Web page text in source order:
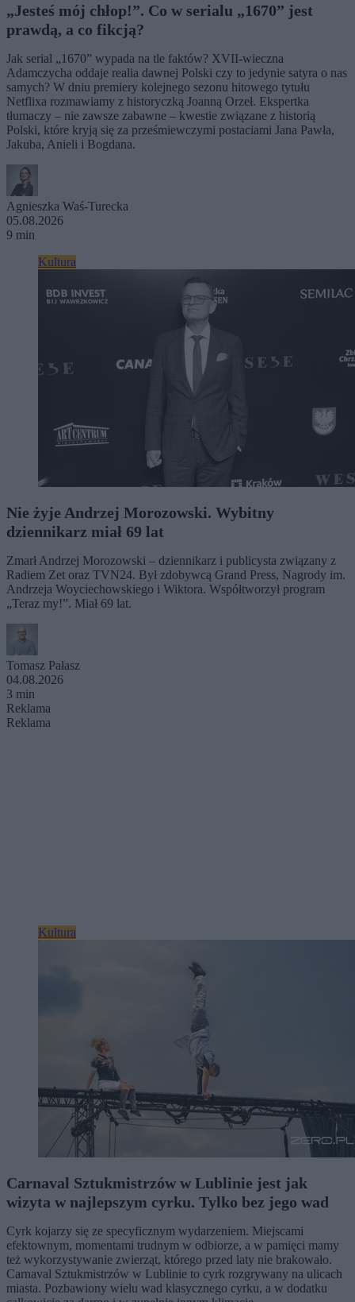
„Jesteś mój chłop!”. Co w serialu „1670” jest
prawdą, a co fikcją?
Jak serial „1670” wypada na tle faktów? XVII-wieczna
Adamczycha oddaje realia dawnej Polski czy to jedynie satyra o nas
samych? W dniu premiery kolejnego sezonu hitowego tytułu
Netflixa rozmawiamy z historyczką Joanną Orzeł. Ekspertka
tłumaczy – nie zawsze zabawne – kwestie związane z historią
Polski, które kryją się za prześmiewczymi postaciami Jana Pawła,
Jakuba, Anieli i Bogdana.
Agnieszka Waś-Turecka
05.08.2026
9 min
Kultura
Nie żyje Andrzej Morozowski. Wybitny
dziennikarz miał 69 lat
Zmarł Andrzej Morozowski – dziennikarz i publicysta związany z
Radiem Zet oraz TVN24. Był zdobywcą Grand Press, Nagrody im.
Andrzeja Woyciechowskiego i Wiktora. Współtworzył program
„Teraz my!”. Miał 69 lat.
Tomasz Pałasz
04.08.2026
3 min
Reklama
Reklama
Kultura
Carnaval Sztukmistrzów w Lublinie jest jak
wizyta w najlepszym cyrku. Tylko bez jego wad
Cyrk kojarzy się ze specyficznym wydarzeniem. Miejscami
efektownym, momentami trudnym w odbiorze, a w pamięci mamy
też wykorzystywanie zwierząt, którego przed laty nie brakowało.
Carnaval Sztukmistrzów w Lublinie to cyrk rozgrywany na ulicach
miasta. Pozbawiony wielu wad klasycznego cyrku, a w dodatku